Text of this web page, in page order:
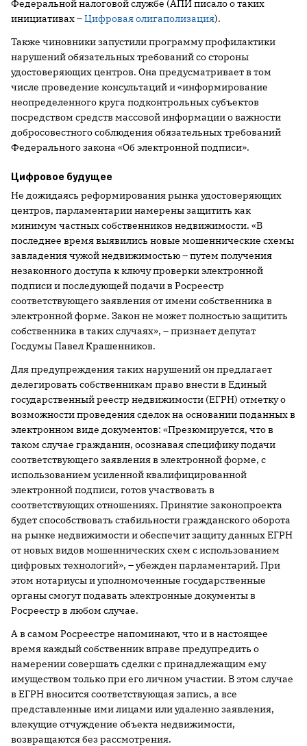
Федеральной налоговой службе (АПИ писало о таких
инициативах –Цифровая олигаполизация).
Также чиновники запустили программу профилактики
нарушений обязательных требований со стороны
удостоверяющих центров. Она предусматривает в том
числе проведение консультаций и «информирование
неопределенного круга подконтрольных субъектов
посредством средств массовой информации о важности
добросовестного соблюдения обязательных требований
Федерального закона «Об электронной подписи».
Цифровое будущее
Не дожидаясь реформирования рынка удостоверяющих
центров, парламентарии намерены защитить как
минимум частных собственников недвижимости. «В
последнее время выявились новые мошеннические схемы
завладения чужой недвижимостью – путем получения
незаконного доступа к ключу проверки электронной
подписи и последующей подачи в Росреестр
соответствующего заявления от имени собственника в
электронной форме. Закон не может полностью защитить
собственника в таких случаях», – признает депутат
Госдумы Павел Крашенников.
Для предупреждения таких нарушений он предлагает
делегировать собственникам право внести в Единый
государственный реестр недвижимости (ЕГРН) отметку о
возможности проведения сделок на основании поданных в
электронном виде документов: «Презюмируется, что в
таком случае гражданин, осознавая специфику подачи
соответствующего заявления в электронной форме, с
использованием усиленной квалифицированной
электронной подписи, готов участвовать в
соответствующих отношениях. Принятие законопроекта
будет способствовать стабильности гражданского оборота
на рынке недвижимости и обеспечит защиту данных ЕГРН
от новых видов мошеннических схем с использованием
цифровых технологий», – убежден парламентарий. При
этом нотариусы и уполномоченные государственные
органы смогут подавать электронные документы в
Росреестр в любом случае.
А в самом Росреестре напоминают, что и в настоящее
время каждый собственник вправе предупредить о
намерении совершать сделки с принадлежащим ему
имуществом только при его личном участии. В этом случае
в ЕГРН вносится соответствующая запись, а все
представленные ими лицами или удаленно заявления,
влекущие отчуждение объекта недвижимости,
возвращаются без рассмотрения.